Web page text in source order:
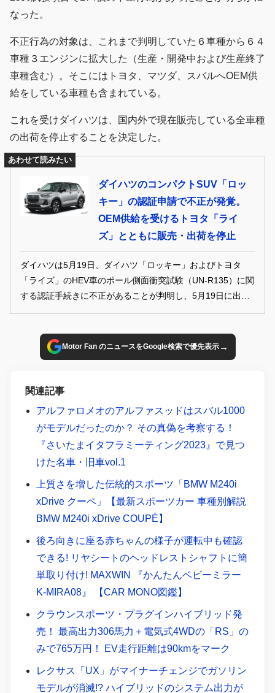
なった。
不正行為の対象は、これまで判明していた６車種から６４
車種３エンジンに拡大した（生産・開発中および生産終了
車種含む）。そこにはトヨタ、マツダ、スバルへOEM供
給をしている車種も含まれている。
これを受けダイハツは、国内外で現在販売している全車種
の出荷を停止することを決定した。
あわせて読みたい
ダイハツのコンパクトSUV「ロッ
キー」の認証申請で不正が発覚。
OEM供給を受けるトヨタ「ライ
ズ」とともに販売・出荷を停止
ダイハツは5月19日、ダイハツ「ロッキー」およびトヨタ
「ライズ」のHEV車のポール側面衝突試験（UN-R135）に関
する認証手続きに不正があることが判明し、5月19日に出
Motor Fan のニュースをGoogle検索で優先表示→
関連記事
アルファロメオのアルファスッドはスバル1000
がモデルだったのか？ その真偽を考察する！
『さいたまイタフラミーティング2023』で見つ
けた名車・旧車vol.1
上質さを増した伝統的スポーツ「BMW M240i
xDrive クーペ」【最新スポーツカー 車種別解説
BMW M240i xDrive COUPÉ】
後ろ向きに座る赤ちゃんの様子が運転中も確認
できる! リヤシートのヘッドレストシャフトに簡
単取り付け! MAXWIN 『かんたんベビーミラー
K-MIRA08』 【CAR MONO図鑑】
クラウンスポーツ・プラグインハイブリッド発
売！ 最高出力306馬力＋電気式4WDの「RS」の
みで765万円！ EV走行距離は90kmをマーク
レクサス「UX」がマイナーチェンジでガソリン
モデルが消滅!? ハイブリッドのシステム出力が